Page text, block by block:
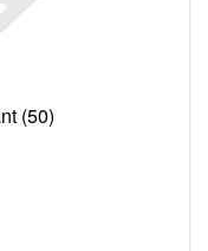
(50)